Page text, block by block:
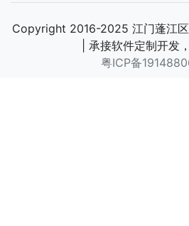
Copyright 2016-2025 江门蓬江
| 承接软件定制开发
粤ICP备